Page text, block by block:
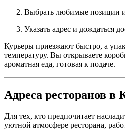
Выбрать любимые позиции
Указать адрес и дождаться
Курьеры приезжают быстро, а
температуру. Вы открываете
ароматная еда, готовая к подаче.
Адреса ресторанов в
Для тех, кто предпочитает
уютной атмосфере ресторана,